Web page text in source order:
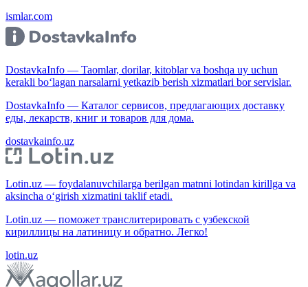
ismlar.com
DostavkaInfo — Taomlar, dorilar, kitoblar va boshqa uy uchun
kerakli bo‘lagan narsalarni yetkazib berish xizmatlari bor servislar.
DostavkaInfo — Каталог сервисов, предлагающих доставку
еды, лекарств, книг и товаров для дома.
dostavkainfo.uz
Lotin.uz — foydalanuvchilarga berilgan matnni lotindan kirillga va
aksincha o‘girish xizmatini taklif etadi.
Lotin.uz — поможет транслитерировать с узбекской
кириллицы на латиницу и обратно. Легко!
lotin.uz